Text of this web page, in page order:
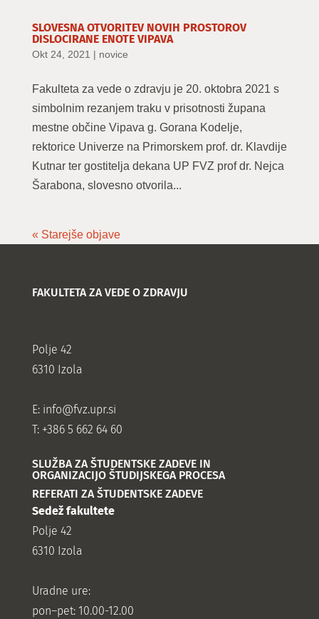
SLOVESNA OTVORITEV NOVIH PROSTOROV
DISLOCIRANE ENOTE VIPAVA
Okt 24, 2021 | novice
Fakulteta za vede o zdravju je 20. oktobra 2021 s
simbolnim rezanjem traku v prisotnosti župana
mestne občine Vipava g. Gorana Kodelje,
rektorice Univerze na Primorskem prof. dr. Klavdije
Kutnar ter gostitelja dekana UP FVZ prof dr. Nejca
Šarabona, slovesno otvorila...
« Starejše objave
FAKULTETA ZA VEDE O ZDRAVJU
Polje 42
6310 Izola
E: info@fvz.upr.si
T: +386 5 662 64 60
SLUŽBA ZA ŠTUDENTSKE ZADEVE IN
ORGANIZACIJO ŠTUDIJSKEGA PROCESA
REFERATI ZA ŠTUDENTSKE ZADEVE
Sedež fakultete
Polje 42
6310 Izola
Uradne ure:
pon–pet: 10.00-12.00